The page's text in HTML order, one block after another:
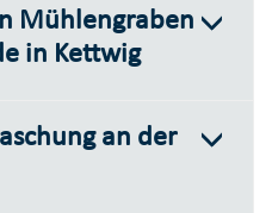
Mühlengraben
in Kettwig
an der